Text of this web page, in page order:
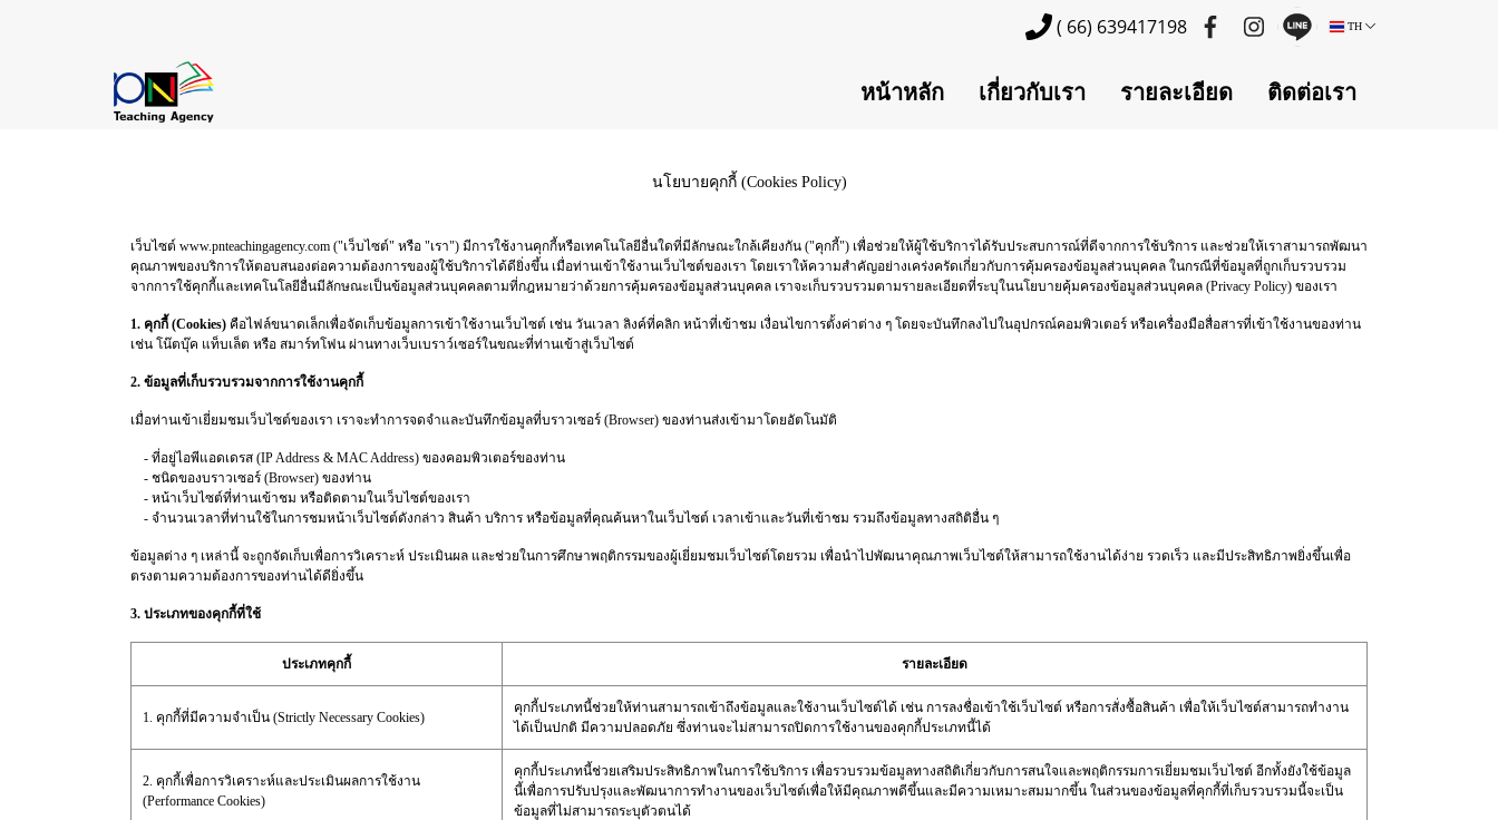
( 66) 639417198 TH
หน้าหลัก เกี่ยวกับเรา รายละเอียด ติดต่อเรา
นโยบายคุกกี้ (Cookies Policy)
เว็บไซต์ www.pnteachingagency.com ("เว็บไซต์" หรือ "เรา") มีการใช้งานคุกกี้หรือเทคโนโลยีอื่นใดที่มีลักษณะใกล้เคียงกัน ("คุกกี้") เพื่อช่วยให้ผู้ใช้บริการได้รับประสบการณ์ที่ดีจากการใช้บริการ และช่วยให้เราสามารถพัฒนา
คุณภาพของบริการให้ตอบสนองต่อความต้องการของผู้ใช้บริการได้ดียิ่งขึ้น เมื่อท่านเข้าใช้งานเว็บไซต์ของเรา โดยเราให้ความสำคัญอย่างเคร่งครัดเกี่ยวกับการคุ้มครองข้อมูลส่วนบุคคล ในกรณีที่ข้อมูลที่ถูกเก็บรวบรวม
จากการใช้คุกกี้และเทคโนโลยีอื่นมีลักษณะเป็นข้อมูลส่วนบุคคลตามที่กฎหมายว่าด้วยการคุ้มครองข้อมูลส่วนบุคคล เราจะเก็บรวบรวมตามรายละเอียดที่ระบุในนโยบายคุ้มครองข้อมูลส่วนบุคคล (Privacy Policy) ของเรา
1. คุกกี้ (Cookies) คือไฟล์ขนาดเล็กเพื่อจัดเก็บข้อมูลการเข้าใช้งานเว็บไซต์ เช่น วันเวลา ลิงค์ที่คลิก หน้าที่เข้าชม เงื่อนไขการตั้งค่าต่าง ๆ โดยจะบันทึกลงไปในอุปกรณ์คอมพิวเตอร์ หรือเครื่องมือสื่อสารที่เข้าใช้งานของท่าน
เช่น โน๊ตบุ๊ค แท็บเล็ต หรือ สมาร์ทโฟน ผ่านทางเว็บเบราว์เซอร์ในขณะที่ท่านเข้าสู่เว็บไซต์
2. ข้อมูลที่เก็บรวบรวมจากการใช้งานคุกกี้
เมื่อท่านเข้าเยี่ยมชมเว็บไซต์ของเรา เราจะทำการจดจำและบันทึกข้อมูลที่บราวเซอร์ (Browser) ของท่านส่งเข้ามาโดยอัตโนมัติ
- ที่อยู่ไอพีแอดเดรส (IP Address & MAC Address) ของคอมพิวเตอร์ของท่าน
- ชนิดของบราวเซอร์ (Browser) ของท่าน
- หน้าเว็บไซต์ที่ท่านเข้าชม หรือติดตามในเว็บไซต์ของเรา
- จำนวนเวลาที่ท่านใช้ในการชมหน้าเว็บไซต์ดังกล่าว สินค้า บริการ หรือข้อมูลที่คุณค้นหาในเว็บไซต์ เวลาเข้าและวันที่เข้าชม รวมถึงข้อมูลทางสถิติอื่น ๆ
ข้อมูลต่าง ๆ เหล่านี้ จะถูกจัดเก็บเพื่อการวิเคราะห์ ประเมินผล และช่วยในการศึกษาพฤติกรรมของผู้เยี่ยมชมเว็บไซต์โดยรวม เพื่อนำไปพัฒนาคุณภาพเว็บไซต์ให้สามารถใช้งานได้ง่าย รวดเร็ว และมีประสิทธิภาพยิ่งขึ้นเพื่อ
ตรงตามความต้องการของท่านได้ดียิ่งขึ้น
3. ประเภทของคุกกี้ที่ใช้
ประเภทคุกกี้ รายละเอียด
1. คุกกี้ที่มีความจำเป็น (Strictly Necessary Cookies)
คุกกี้ประเภทนี้ช่วยให้ท่านสามารถเข้าถึงข้อมูลและใช้งานเว็บไซต์ได้ เช่น การลงชื่อเข้าใช้เว็บไซต์ หรือการสั่งซื้อสินค้า เพื่อให้เว็บไซต์สามารถทำงาน
ได้เป็นปกติ มีความปลอดภัย ซึ่งท่านจะไม่สามารถปิดการใช้งานของคุกกี้ประเภทนี้ได้
2. คุกกี้เพื่อการวิเคราะห์และประเมินผลการใช้งาน
(Performance Cookies)
คุกกี้ประเภทนี้ช่วยเสริมประสิทธิภาพในการใช้บริการ เพื่อรวบรวมข้อมูลทางสถิติเกี่ยวกับการสนใจและพฤติกรรมการเยี่ยมชมเว็บไซต์ อีกทั้งยังใช้ข้อมูล
นี้เพื่อการปรับปรุงและพัฒนาการทำงานของเว็บไซต์เพื่อให้มีคุณภาพดีขึ้นและมีความเหมาะสมมากขึ้น ในส่วนของข้อมูลที่คุกกี้ที่เก็บรวบรวมนี้จะเป็น
ข้อมูลที่ไม่สามารถระบุตัวตนได้